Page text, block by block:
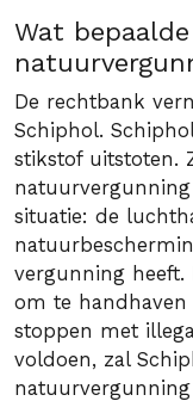
Wat
De rechtbank
Schiphol.
stikstof uitstoten.
situatie: de
vergunning heeft.
om te
stoppen met
voldoen, zal